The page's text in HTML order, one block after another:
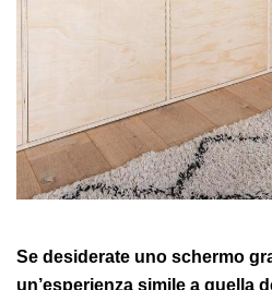
Se desiderate uno schermo
un’esperienza simile a quella